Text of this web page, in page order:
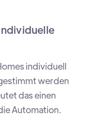
individuell
werden
das einen
Automation.